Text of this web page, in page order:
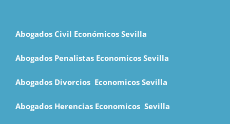
Abogados Civil Económicos Sevilla
Abogados Penalistas Economicos Sevilla
Abogados Divorcios Economicos Sevilla
Abogados Herencias Economicos Sevilla